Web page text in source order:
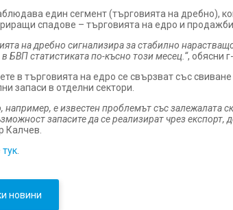
един сегмент (търговията на дребно),
спадове – търговията на едро и
на дребно сигнализира за стабилно
БВП статистиката по-късно този месец.“, обясни
в търговията на едро се свързват със
запаси в отделни сектори.
например, е известен проблемът със
запасите да се реализират чрез
Калчев.
тук
новини